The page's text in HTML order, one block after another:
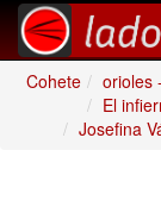
Cohete
orioles
El
Josefina